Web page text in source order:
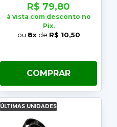
R$ 79,80
à vista com desconto no
Pix.
ou 8xde R$ 10,50
COMPRAR
ÚLTIMAS UNIDADES